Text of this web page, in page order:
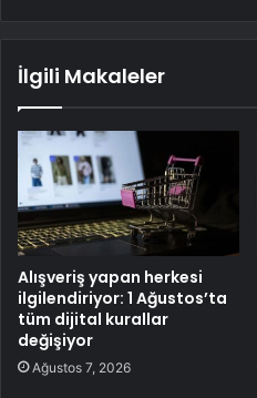
İlgili Makaleler
Alışveriş yapan herkesi
ilgilendiriyor: 1 Ağustos’ta
tüm dijital kurallar
değişiyor
Ağustos 7, 2026